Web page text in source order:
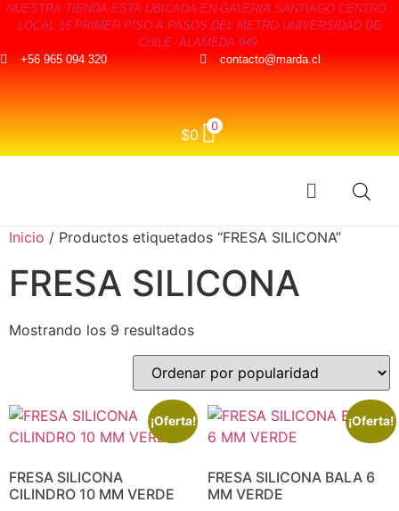
NUESTRA TIENDA ESTA UBICADA EN GALERIA SANTIAGO CENTRO .
LOCAL 15 PRIMER PISO A PASOS DEL METRO UNIVERSIDAD DE
CHILE- ALAMEDA 949.
+56 965 094 320
contacto@marda.cl
$0 0
Inicio / Productos etiquetados “FRESA SILICONA”
FRESA SILICONA
Mostrando los 9 resultados
¡Oferta!
FRESA SILICONA
CILINDRO 10 MM VERDE
¡Oferta!
FRESA SILICONA BALA 6
MM VERDE